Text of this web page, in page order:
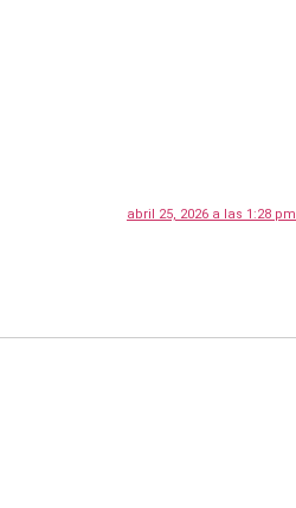
abril 25, 2026 a las 1:28 pm